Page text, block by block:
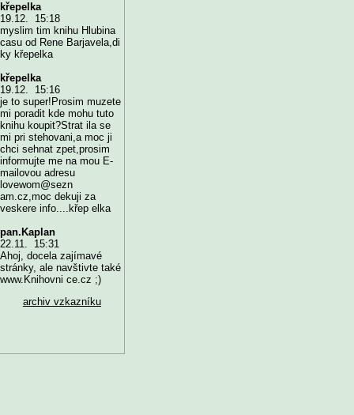
křepelka
19.12. 15:18
myslim tim knihu Hlubina
casu od Rene Barjavela,di
ky křepelka
křepelka
19.12. 15:16
je to super!Prosim muzete
mi poradit kde mohu tuto
knihu koupit?Strat ila se
mi pri stehovani,a moc ji
chci sehnat zpet,prosim
informujte me na mou E-
mailovou adresu
lovewom@sezn
am.cz,moc dekuji za
veskere info....křep elka
pan.Kaplan
22.11. 15:31
Ahoj, docela zajímavé
stránky, ale navštivte také
www.Knihovni ce.cz ;)
archiv vzkazníku